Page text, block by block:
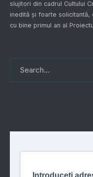
slujitori din cadrul Cultului
inedită și foarte solicitantă,
cu bine primul an al